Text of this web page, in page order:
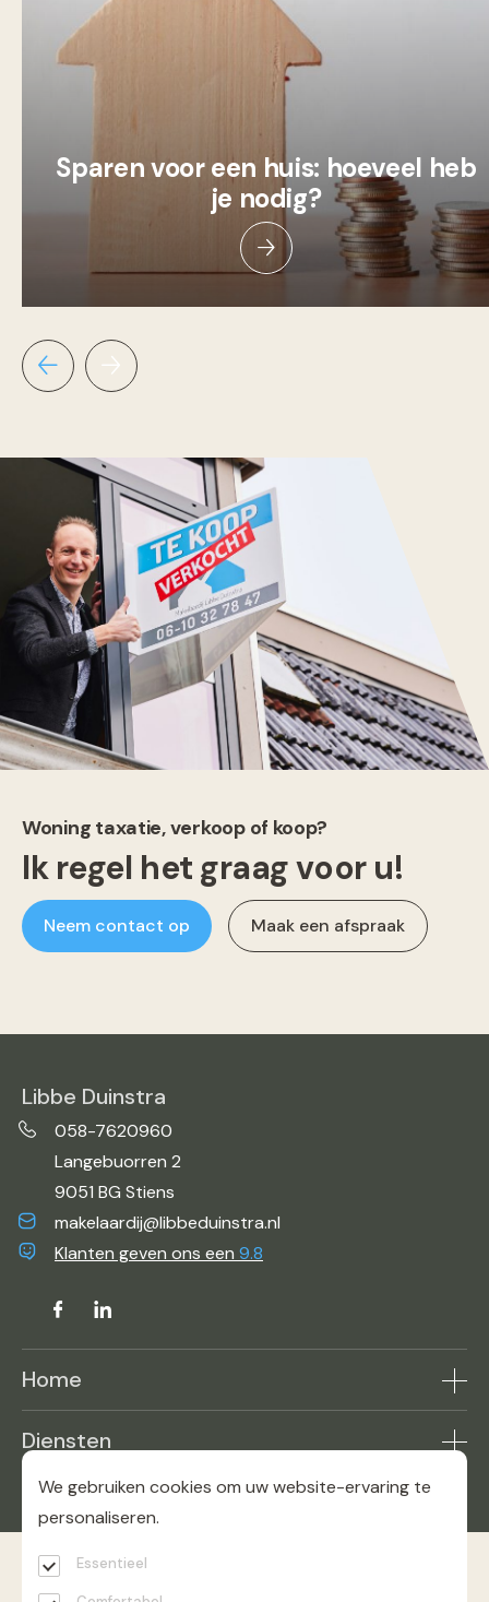
Sparen voor een huis: hoeveel heb
je nodig?
Woning taxatie, verkoop of koop?
Ik regel het graag voor u!
Neem contact op Maak een afspraak
We gebruiken cookies om uw website-ervaring te
personaliseren.
Essentieel
Libbe Duinstra
058-7620960
Langebuorren 2
9051 BG Stiens
makelaardij@libbeduinstra.nl
Klanten geven ons een 9.8
Home
Aanbod
Makelaar in de buurt
Reviews
Bekijk onze Funda pagina
Diensten
Woning verkopen
Woning kopen
Werkgebied
Contact
Contact opnemen
© 2026 Makelaardij Libbe Duinstra